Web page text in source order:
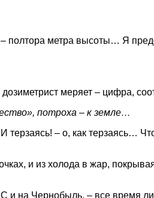
полтора метра высоты… Я
меряет – цифра,
потроха – к земле…
терзаясь! – о, как терзаясь…
и из холода в жар,
на Чернобыль, – все время